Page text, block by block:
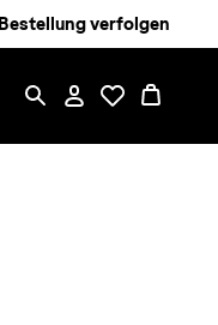
Bestellung verfolgen